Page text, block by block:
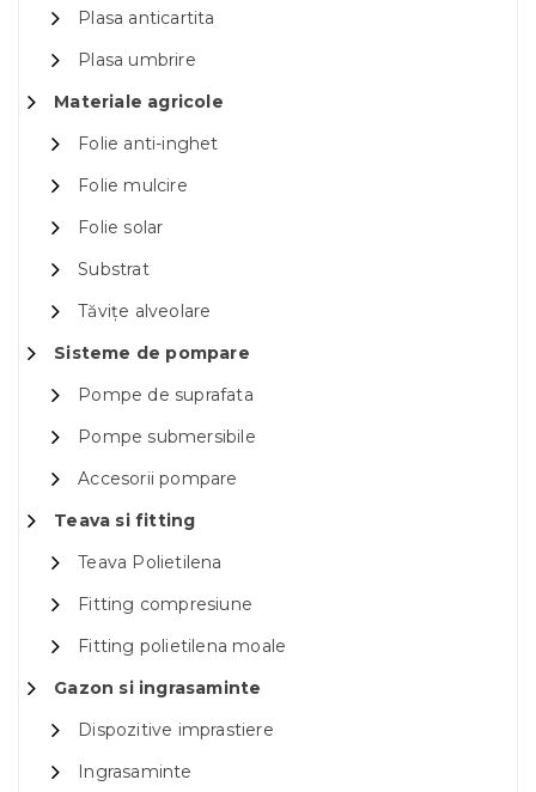
Plasa anticartita
Plasa umbrire
Materiale agricole
Folie anti-inghet
Folie mulcire
Folie solar
Substrat
Tăvițe alveolare
Sisteme de pompare
Pompe de suprafata
Pompe submersibile
Accesorii pompare
Teava si fitting
Teava Polietilena
Fitting compresiune
Fitting polietilena moale
Gazon si ingrasaminte
Dispozitive imprastiere
Ingrasaminte